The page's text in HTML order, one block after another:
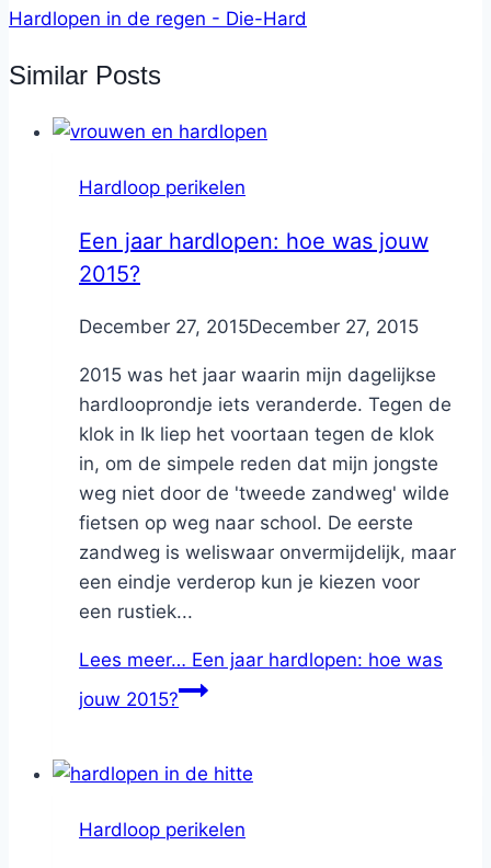
Hardlopen in de regen - Die-Hard
Similar Posts
Hardloop perikelen
Een jaar hardlopen: hoe was jouw
2015?
ByNicole
December 27, 2015December 27, 2015
2015 was het jaar waarin mijn dagelijkse
hardlooprondje iets veranderde. Tegen de
klok in Ik liep het voortaan tegen de klok
in, om de simpele reden dat mijn jongste
weg niet door de 'tweede zandweg' wilde
fietsen op weg naar school. De eerste
zandweg is weliswaar onvermijdelijk, maar
een eindje verderop kun je kiezen voor
een rustiek...
Lees meer… Een jaar hardlopen: hoe was
jouw 2015?
Hardloop perikelen